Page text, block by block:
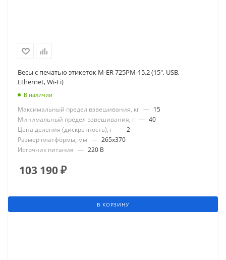
Весы с печатью этикеток M-ER 725PM-15.2 (15", USB,
Ethernet, Wi-Fi)
В наличии
Максимальный предел взвешивания, кг — 15
Минимальный предел взвешивания, г — 40
Цена деления (дискретность), г — 2
Размер платформы, мм — 265x370
Источник питания — 220 В
103 190₽
В КОРЗИНУ